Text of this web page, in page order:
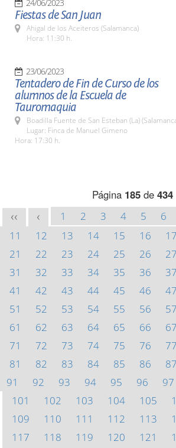
24/06/2023
Fiestas de San Juan
Ahigal de los Aceiteros (Salamanca)
Hora: 11:30 h.
23/06/2023
Tentadero de Fin de Curso de los
alumnos de la Escuela de
Tauromaquia
Boadilla Fuente de San Esteban (La)
Lugar: Finca de Manuel Gimeno
Hora: 17:30 h.
Página 185de 434
<< < 1 2 3 4 5 6
11
12 13 14 15 16 17
21
22 23 24 25 26 27
31
32 33 34 35 36 37
41
42 43 44 45 46 47
51
52 53 54 55 56 57
61
62 63 64 65 66 67
71
72 73 74 75 76 77
81
82 83 84 85 86 87
91
92 93 94 95 96 97
101
102 103 104 105
109
110 111 112 113
117
118 119 120 121